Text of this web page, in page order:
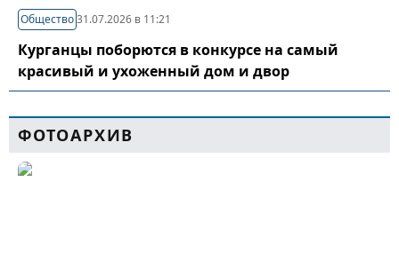
Общество31.07.2026 в 11:21
Курганцы поборются в конкурсе на самый
красивый и ухоженный дом и двор
ФОТОАРХИВ